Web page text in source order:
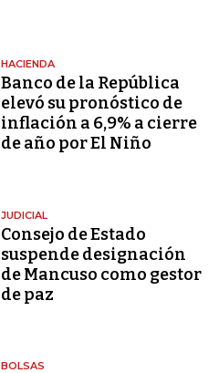
HACIENDA
Banco de la República
elevó su pronóstico de
inflación a 6,9% a cierre
de año por El Niño
JUDICIAL
Consejo de Estado
suspende designación
de Mancuso como gestor
de paz
BOLSAS